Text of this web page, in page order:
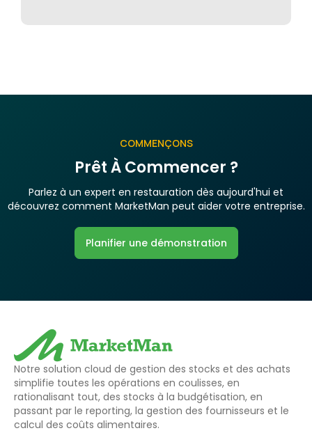
COMMENÇONS
Prêt À Commencer ?
Parlez à un expert en restauration dès aujourd'hui et
découvrez comment MarketMan peut aider votre entreprise.
Planifier une démonstration
Notre solution cloud de gestion des stocks et des achats
simplifie toutes les opérations en coulisses, en
rationalisant tout, des stocks à la budgétisation, en
passant par le reporting, la gestion des fournisseurs et le
calcul des coûts alimentaires.